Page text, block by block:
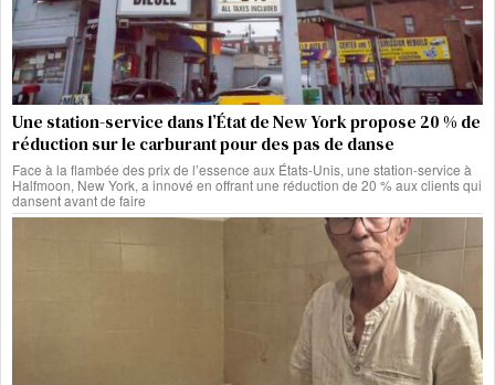
Une station-service dans l’État de New York propose 20 % de
réduction sur le carburant pour des pas de danse
Face à la flambée des prix de l’essence aux États-Unis, une station-service à
Halfmoon, New York, a innové en offrant une réduction de 20 % aux clients qui
dansent avant de faire